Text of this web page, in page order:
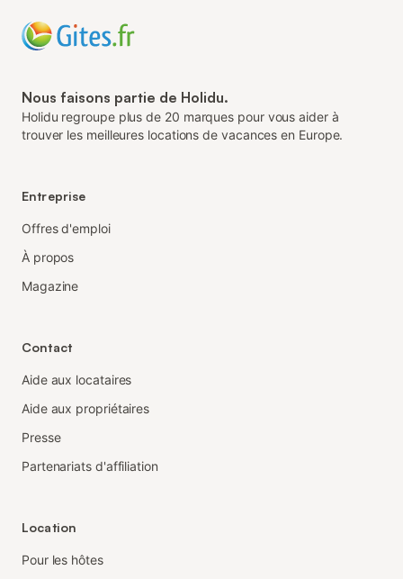
Nous faisons partie de Holidu.
Holidu regroupe plus de 20 marques pour vous aider à
trouver les meilleures locations de vacances en Europe.
Entreprise
Offres d'emploi
À propos
Magazine
Contact
Aide aux locataires
Aide aux propriétaires
Presse
Partenariats d'affiliation
Location
Pour les hôtes